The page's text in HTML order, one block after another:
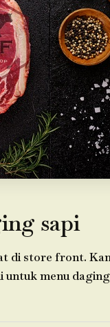
sapi
di store front.
menu